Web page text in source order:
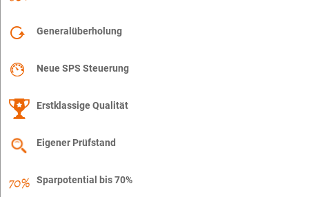
Generalüberholung
Neue SPS Steuerung
Erstklassige Qualität
Eigener Prüfstand
Sparpotential bis 70%